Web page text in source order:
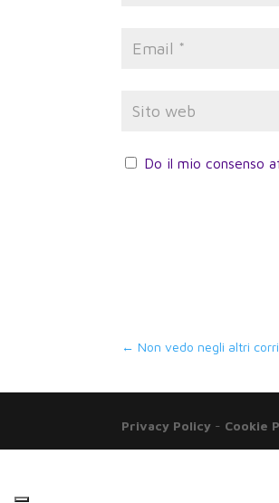
Do il mio consenso
← Non vedo negli altri
Privacy Policy - Cookie